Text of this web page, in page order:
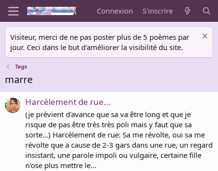
Connexion S'inscrire
Visiteur, merci de ne pas poster plus de 5 poèmes par
jour. Ceci dans le but d'améliorer la visibilité du site.
Tags
marre
Harcèlement de rue...
(je prévient d'avance que sa va être long et que je
risque de pas être très très poli mais y faut que sa
sorte...) Harcèlement de rue: Sa me révolte, oui sa me
révolte que a cause de 2-3 gars dans une rue, un regard
insistant, une parole impoli ou vulgaire, certaine fille
n'ose plus mettre le...